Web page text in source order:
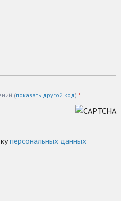
(показать другой код) *
персональных данных